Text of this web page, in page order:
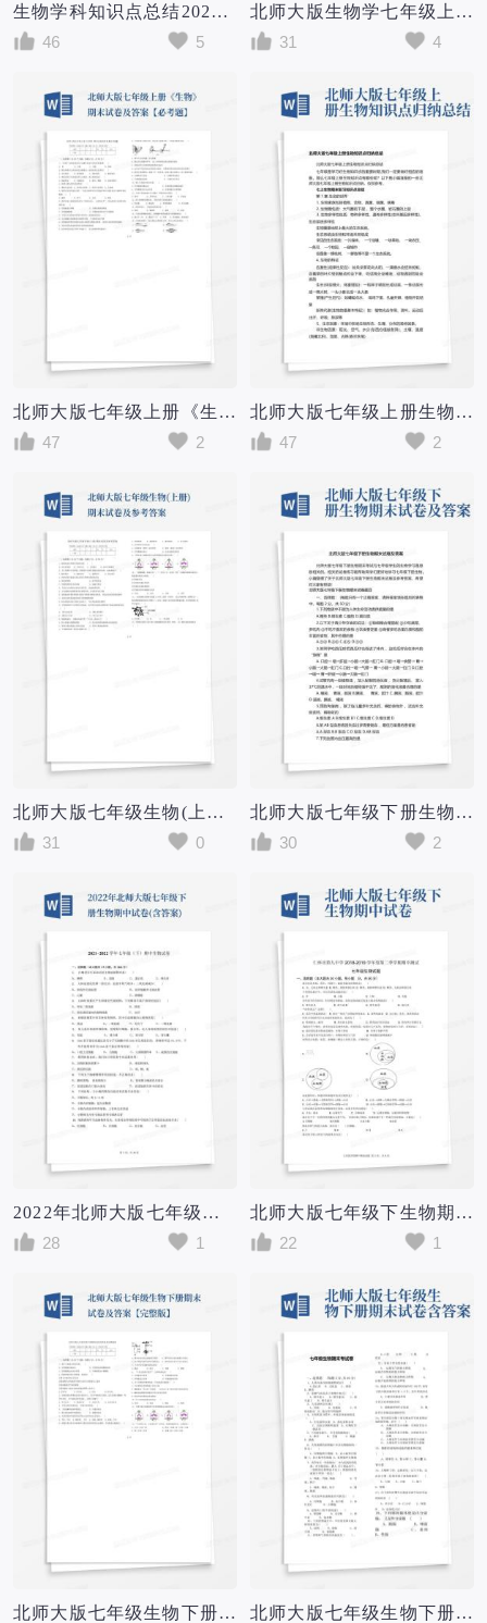
生物学科知识点总结2022--2023学年北师大版生物七年级下册
46
5
北师大版生物学七年级上册复习知识点(最新最全)
31
4
北师大版七年级上册《生物》期末试卷及答案【必考题】
47
2
北师大版七年级上册生物知识点归纳总结
47
2
北师大版七年级生物(上册)期末试卷及参考答案
31
0
北师大版七年级下册生物期末试卷及答案
30
2
2022年北师大版七年级下册生物期中试卷(含答案)
28
1
北师大版七年级下生物期中试卷
22
1
北师大版七年级生物下册期末试卷及答案【完整版】 北师大版七年级生物下册期末试卷含答案